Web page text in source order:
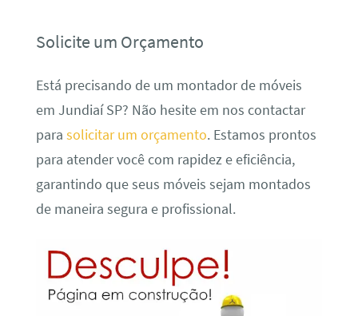
Solicite um Orçamento
Está precisando de um montador de móveis
em Jundiaí SP? Não hesite em nos contactar
para solicitar um orçamento. Estamos prontos
para atender você com rapidez e eficiência,
garantindo que seus móveis sejam montados
de maneira segura e profissional.